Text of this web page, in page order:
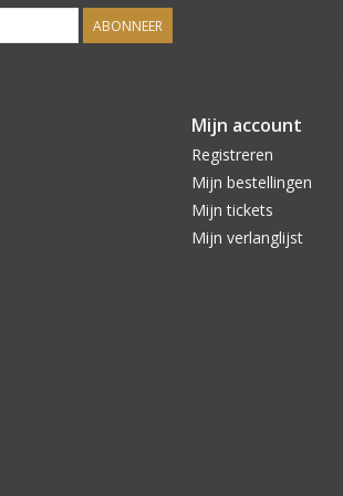
ABONNEER
Mijn account
Registreren
Mijn bestellingen
Mijn tickets
Mijn verlanglijst